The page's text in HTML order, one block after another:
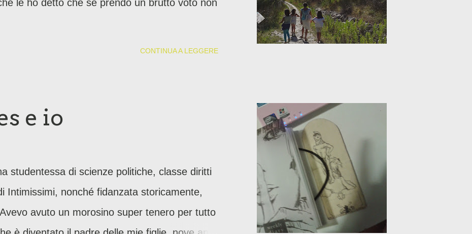
le ho detto che se prendo un brutto voto non
CONTINUA A LEGGERE
e io
studentessa di scienze politiche, classe diritti
Intimissimi, nonché fidanzata storicamente,
avuto un morosino super tenero per tutto